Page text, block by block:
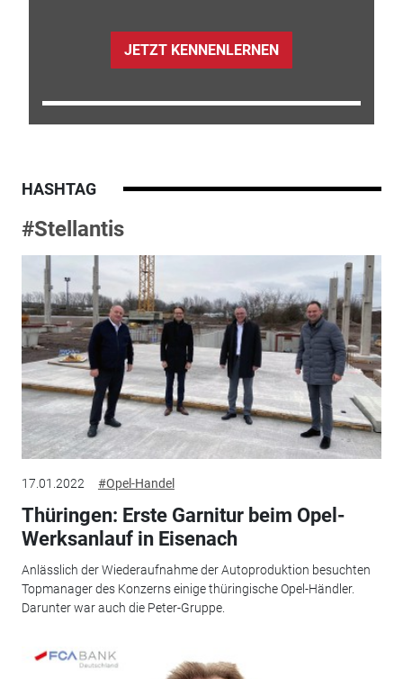
JETZT KENNENLERNEN
HASHTAG
#Stellantis
17.01.2022 #Opel-Handel
Thüringen: Erste Garnitur beim Opel-
Werksanlauf in Eisenach
Anlässlich der Wiederaufnahme der Autoproduktion besuchten
Topmanager des Konzerns einige thüringische Opel-Händler.
Darunter war auch die Peter-Gruppe.